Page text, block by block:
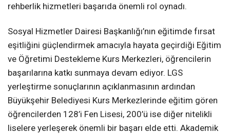
rehberlik hizmetleri başarıda önemli rol oynadı.
Sosyal Hizmetler Dairesi Başkanlığı’nın eğitimde fırsat
eşitliğini güçlendirmek amacıyla hayata geçirdiği Eğitim
ve Öğretimi Destekleme Kurs Merkezleri, öğrencilerin
başarılarına katkı sunmaya devam ediyor. LGS
yerleştirme sonuçlarının açıklanmasının ardından
Büyükşehir Belediyesi Kurs Merkezlerinde eğitim gören
öğrencilerden 128’i Fen Lisesi, 200’ü ise diğer nitelikli
liselere yerleşerek önemli bir başarı elde etti. Akademik